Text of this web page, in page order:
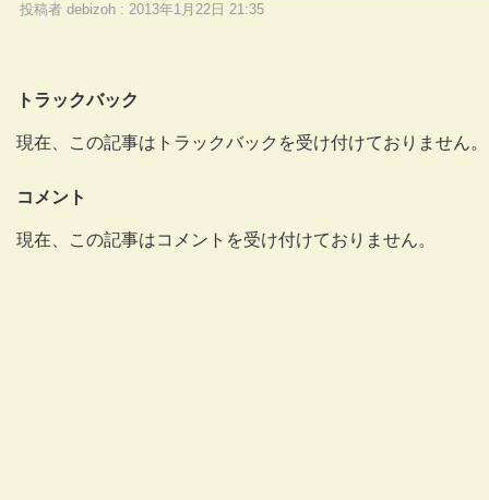
投稿者 debizoh : 2013年1月22日 21:35
トラックバック
現在、この記事はトラックバックを受け付けておりません。
コメント
現在、この記事はコメントを受け付けておりません。